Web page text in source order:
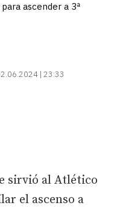
ascender a 3ª
| 23:33
sirvió al Atlético
el ascenso a